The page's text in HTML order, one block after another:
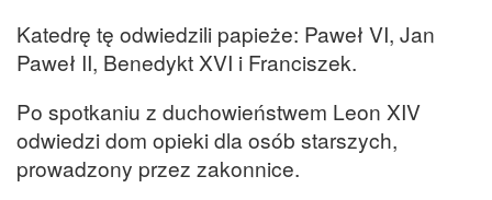
Katedrę tę odwiedzili papieże: Paweł VI, Jan
Paweł II, Benedykt XVI i Franciszek.
Po spotkaniu z duchowieństwem Leon XIV
odwiedzi dom opieki dla osób starszych,
prowadzony przez zakonnice.